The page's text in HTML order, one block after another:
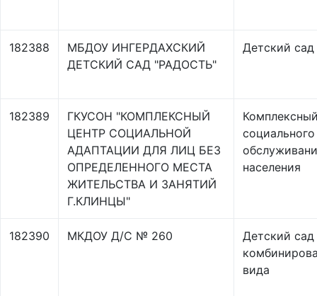
182388
МБДОУ ИНГЕРДАХСКИЙ
ДЕТСКИЙ САД "РАДОСТЬ"
Детский сад
182389
ГКУСОН "КОМПЛЕКСНЫЙ
ЦЕНТР СОЦИАЛЬНОЙ
АДАПТАЦИИ ДЛЯ ЛИЦ БЕЗ
ОПРЕДЕЛЕННОГО МЕСТА
ЖИТЕЛЬСТВА И ЗАНЯТИЙ
Г.КЛИНЦЫ"
социального
населения
182390 МКДОУ Д/С № 260
Детский сад
вида